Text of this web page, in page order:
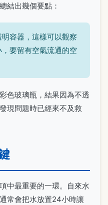
結出幾個要點：
容器，這樣可以觀察
要留有空氣流通的空
色玻璃瓶，結果因為不透
現問題時已經來不及救
中最重要的一環。自來水
常會把水放置24小時讓